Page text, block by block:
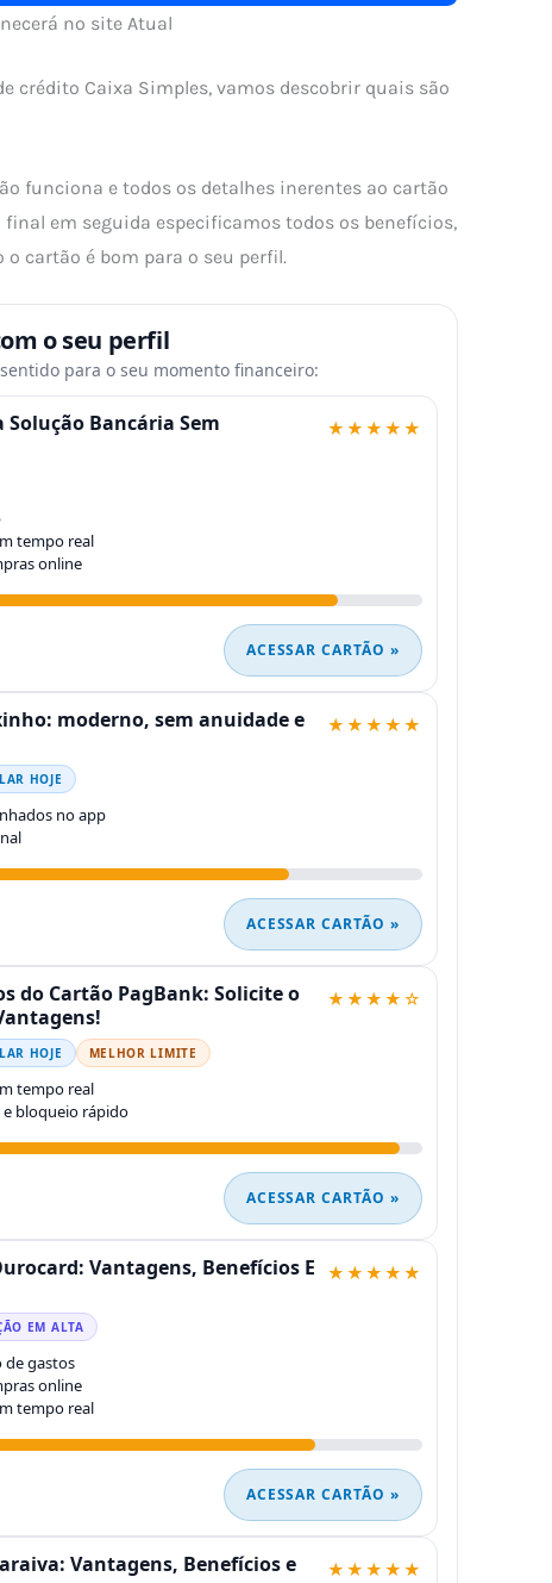
no site Atual
crédito Caixa Simples, vamos descobrir quais são
funciona e todos os detalhes inerentes ao cartão
em seguida especificamos todos os benefícios,
cartão é bom para o seu perfil.
o seu perfil
para o seu momento financeiro:
Bancária Sem
★★★★★
tempo real
online
ACESSAR CARTÃO »
moderno, sem anuidade e
★★★★★
HOJE
no app
ACESSAR CARTÃO »
do Cartão PagBank: Solicite o
★★★★☆
HOJE MELHOR LIMITE
tempo real
e bloqueio rápido
ACESSAR CARTÃO »
Vantagens, Benefícios E
★★★★★
EM ALTA
de gastos
online
tempo real
ACESSAR CARTÃO »
Vantagens, Benefícios e
★★★★★